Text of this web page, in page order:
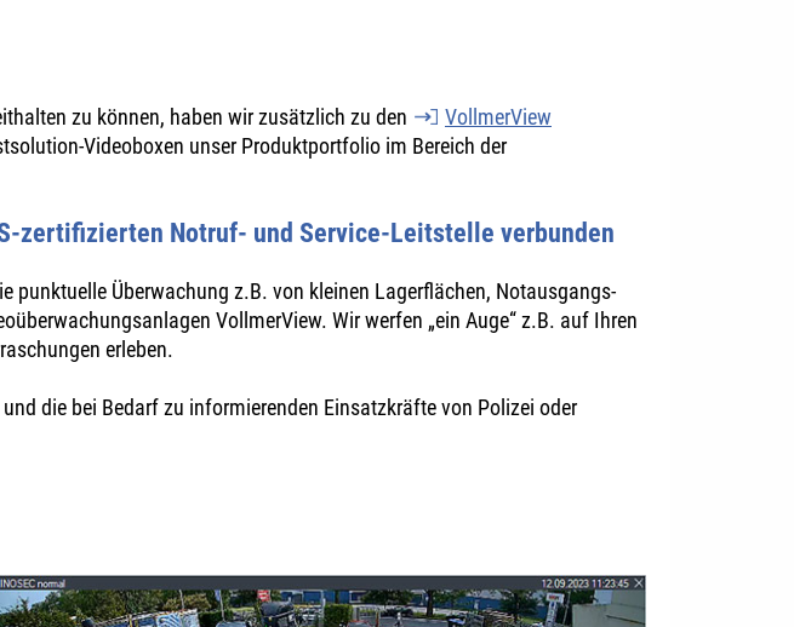
zu können, haben wir zusätzlich zu den
VollmerView
Videoboxen unser Produktportfolio im Bereich der
zertifizierten Notruf- und Service-Leitstelle verbunden
Überwachung z.B. von kleinen Lagerflächen, Notausgangs-
VollmerView. Wir werfen „ein Auge“ z.B. auf Ihren
erleben.
die bei Bedarf zu informierenden Einsatzkräfte von Polizei oder